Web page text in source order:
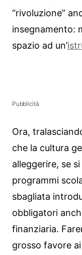
“rivoluzione”
insegnamento:
spazio ad un’
Pubblicità
Ora,
che la cultura
alleggerire, se
programmi
sbagliata
obbligatori
finanziaria.
grosso favore